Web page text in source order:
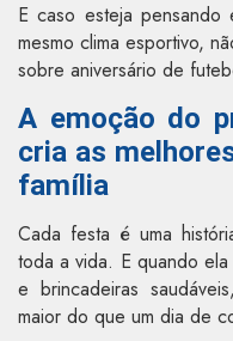
E caso esteja
mesmo clima esportivo,
sobre aniversário de
A emoção do
cria as
família
Cada festa é uma
toda a vida. E quando
e brincadeiras
maior do que um dia de